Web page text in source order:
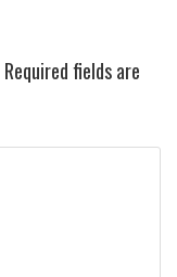
Required fields are